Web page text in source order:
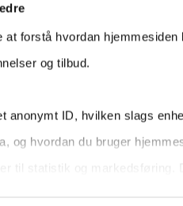
forstå hvordan hjemmesiden
og tilbud.
anonymt ID, hvilken slags
og hvordan du bruger